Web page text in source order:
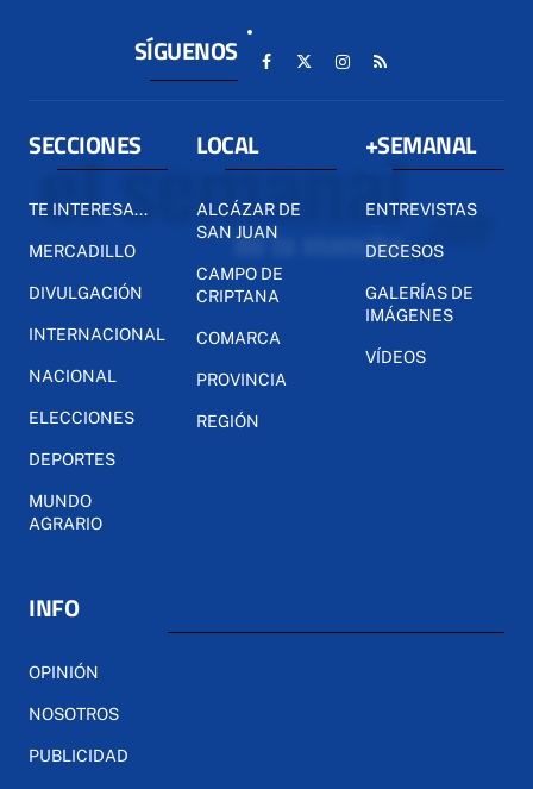
SÍGUENOS
SECCIONES
TE INTERESA...
MERCADILLO
DIVULGACIÓN
INTERNACIONAL
NACIONAL
ELECCIONES
DEPORTES
MUNDO
AGRARIO
LOCAL
ALCÁZAR DE
SAN JUAN
CAMPO DE
CRIPTANA
COMARCA
PROVINCIA
REGIÓN
+SEMANAL
ENTREVISTAS
DECESOS
GALERÍAS DE
IMÁGENES
VÍDEOS
INFO
OPINIÓN
NOSOTROS
PUBLICIDAD